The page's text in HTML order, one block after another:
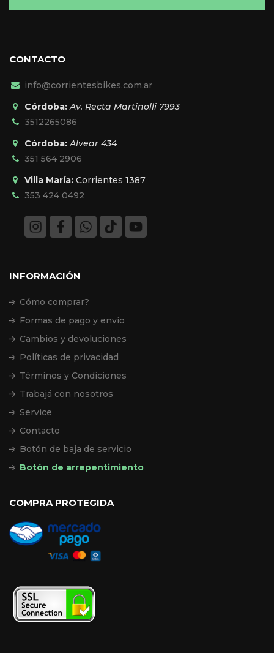
CONTACTO
info@corrientesbikes.com.ar
Córdoba:Av. Recta Martinolli 7993
3512265086
Córdoba:Alvear 434
351 564 2906
Villa María: Corrientes 1387
353 424 0492
INFORMACIÓN
Cómo comprar?
Formas de pago y envío
Cambios y devoluciones
Políticas de privacidad
Términos y Condiciones
Trabajá con nosotros
Service
Contacto
Botón de baja de servicio
Botón de arrepentimiento
COMPRA PROTEGIDA